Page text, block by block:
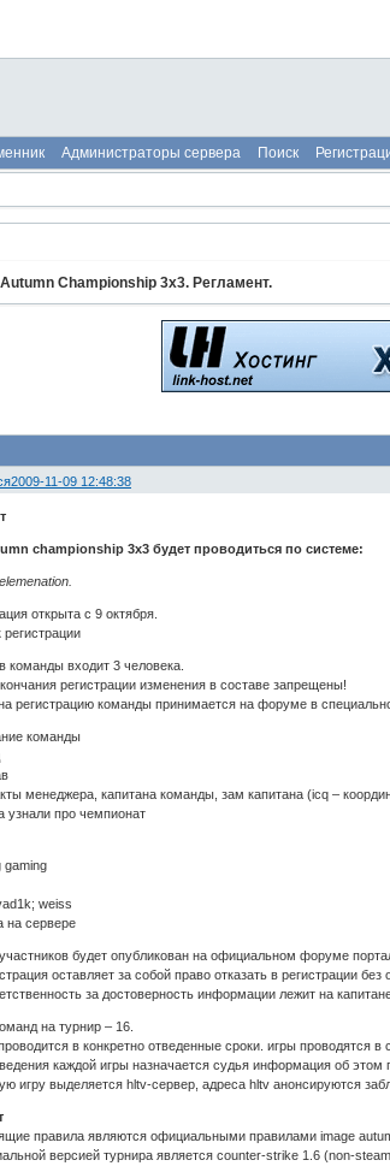
Администраторы сервера Поиск
Championship 3x3. Регламент.
2009-11-09 12:48:38
championship 3x3 будет проводиться по системе:
открыта с 9 октября.
регистрации
команды входит 3 человека.
регистрации изменения в составе запрещены!
регистрацию команды принимается на форуме в
команды
менеджера, капитана команды, зам капитана (icq –
узнали про чемпионат
gaming
weiss
на сервере
будет опубликован на официальном форуме
оставляет за собой право отказать в регистрации без
за достоверность информации лежит на
на турнир – 16.
в конкретно отведенные сроки. игры проводятся в
каждой игры назначается судья информация об этом
игру выделяется hltv-сервер, адреса hltv анонсируются
правила являются официальными правилами image
версией турнира является counter-strike 1.6 (non-